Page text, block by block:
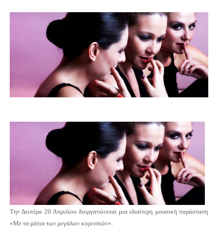
Την Δευτέρα 20 Απριλίου διοργανώνεται μια ιδιαίτερη μουσική παράσταση
«Με τα μάτια των μεγάλων κοριτσιών».